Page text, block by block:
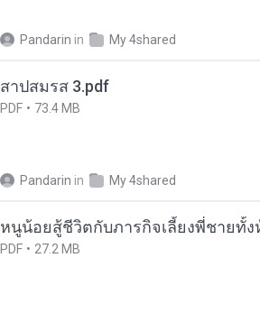
Pandarin in My 4shared
สาปสมรส 3.pdf
PDF 73.4 MB
Pandarin in My 4shared
หนูน้อยสู้ชีวิตกับภารกิจเลี้ยงพี่ชายทั้ง
PDF 27.2 MB